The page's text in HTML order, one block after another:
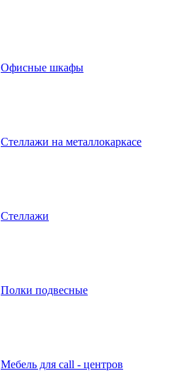
Офисные шкафы
Стеллажи на металлокаркасе
Стеллажи
Полки подвесные
Мебель для call - центров